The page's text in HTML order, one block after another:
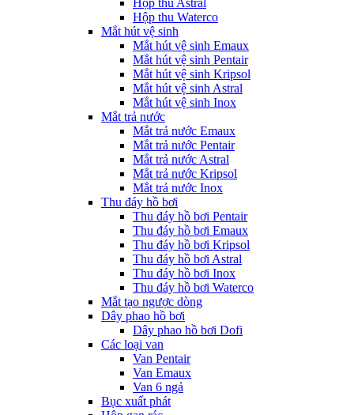
Hộp thu Astral
Hộp thu Waterco
Mắt hút vệ sinh
Mắt hút vệ sinh Emaux
Mắt hút vệ sinh Pentair
Mắt hút vệ sinh Kripsol
Mắt hút vệ sinh Astral
Mắt hút vệ sinh Inox
Mắt trả nước
Mắt trả nước Emaux
Mắt trả nước Pentair
Mắt trả nước Astral
Mắt trả nước Kripsol
Mắt trả nước Inox
Thu đáy hồ bơi
Thu đáy hồ bơi Pentair
Thu đáy hồ bơi Emaux
Thu đáy hồ bơi Kripsol
Thu đáy hồ bơi Astral
Thu đáy hồ bơi Inox
Thu đáy hồ bơi Waterco
Mắt tạo ngược dòng
Dây phao hồ bơi
Dây phao hồ bơi Dofi
Các loại van
Van Pentair
Van Emaux
Van 6 ngả
Bục xuất phát